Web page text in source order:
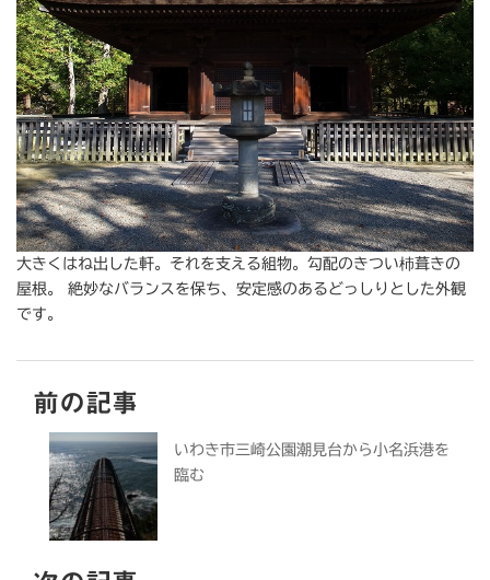
大きくはね出した軒。それを支える組物。勾配のきつい杮葺きの
屋根。 絶妙なバランスを保ち、安定感のあるどっしりとした外観
です。
前の記事
いわき市三崎公園潮見台から小名浜港を
臨む